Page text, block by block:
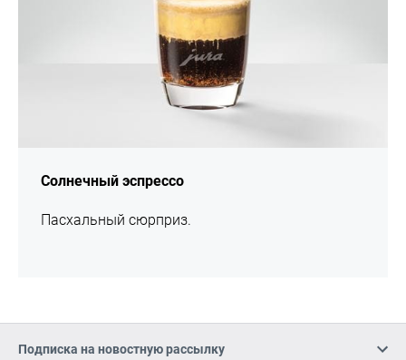
Солнечный эспрессо
Пасхальный сюрприз.
Подписка на новостную рассылку